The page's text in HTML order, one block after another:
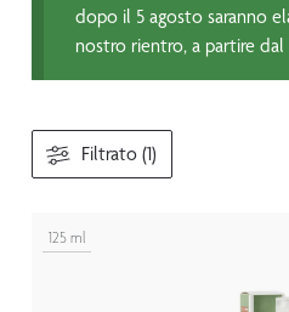
dopo il 5 agosto saranno
nostro rientro, a partire dal
Filtrato (1)
125 ml